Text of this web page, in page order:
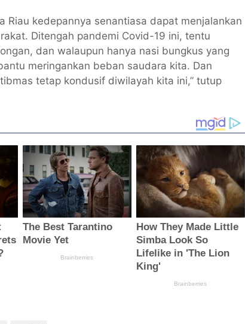
Riau kedepannya senantiasa dapat menjalankan
Ditengah pandemi Covid-19 ini, tentu
dan walaupun hanya nasi bungkus yang
meringankan beban saudara kita. Dan
tetap kondusif diwilayah kita ini,” tutup